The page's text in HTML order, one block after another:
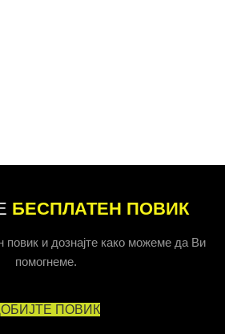
БЕСПЛАТЕН ПОВИК
повик и дознајте како можеме да Ви
помогнеме.
ПОВИК